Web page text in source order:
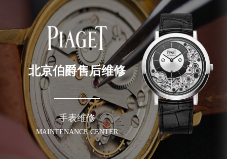
北京市朝阳区建国门外大街甲6号华熙国际中心D座11层1102室伯爵售后服务中心（需提前预约）
节假日正常营业！
北京伯爵售后维修
手表维修
MAINTENANCE CENTER